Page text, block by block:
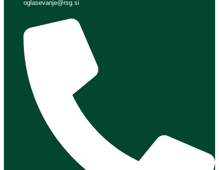
oglasevanje@rsg.si